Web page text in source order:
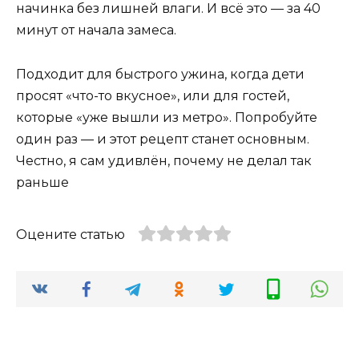
начинка без лишней влаги. И всё это — за 40
минут от начала замеса.
Подходит для быстрого ужина, когда дети
просят «что-то вкусное», или для гостей,
которые «уже вышли из метро». Попробуйте
один раз — и этот рецепт станет основным.
Честно, я сам удивлён, почему не делал так
раньше
Оцените статью